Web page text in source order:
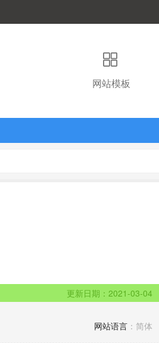
网站模板
更新日期：2021-03-04
网站语言 ：简体